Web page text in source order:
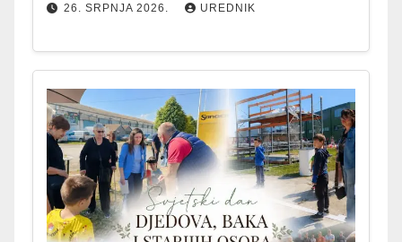
26. SRPNJA 2026. UREDNIK